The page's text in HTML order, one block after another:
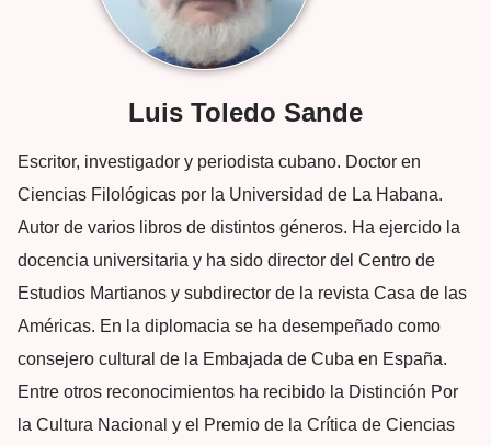
Luis Toledo Sande
Escritor, investigador y periodista cubano. Doctor en
Ciencias Filológicas por la Universidad de La Habana.
Autor de varios libros de distintos géneros. Ha ejercido la
docencia universitaria y ha sido director del Centro de
Estudios Martianos y subdirector de la revista Casa de las
Américas. En la diplomacia se ha desempeñado como
consejero cultural de la Embajada de Cuba en España.
Entre otros reconocimientos ha recibido la Distinción Por
la Cultura Nacional y el Premio de la Crítica de Ciencias